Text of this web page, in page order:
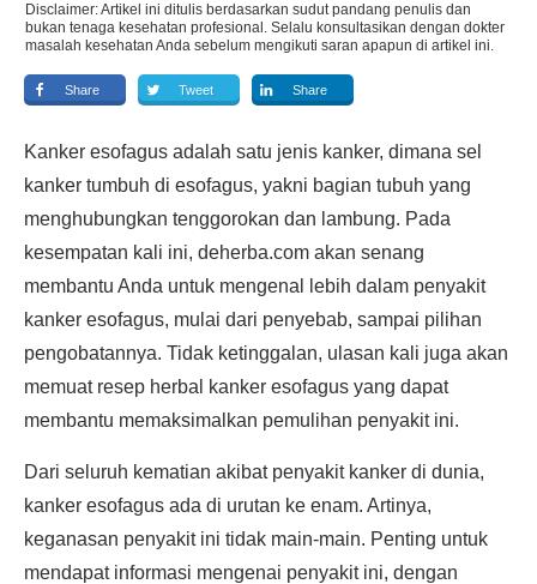
Disclaimer: Artikel ini ditulis berdasarkan sudut pandang penulis dan
bukan tenaga kesehatan profesional. Selalu konsultasikan dengan dokter
masalah kesehatan Anda sebelum mengikuti saran apapun di artikel ini.
Share Tweet Share
Kanker esofagus adalah satu jenis kanker, dimana sel
kanker tumbuh di esofagus, yakni bagian tubuh yang
menghubungkan tenggorokan dan lambung. Pada
kesempatan kali ini, deherba.com akan senang
membantu Anda untuk mengenal lebih dalam penyakit
kanker esofagus, mulai dari penyebab, sampai pilihan
pengobatannya. Tidak ketinggalan, ulasan kali juga akan
memuat resep herbal kanker esofagus yang dapat
membantu memaksimalkan pemulihan penyakit ini.
Dari seluruh kematian akibat penyakit kanker di dunia,
kanker esofagus ada di urutan ke enam. Artinya,
keganasan penyakit ini tidak main-main. Penting untuk
mendapat informasi mengenai penyakit ini, dengan